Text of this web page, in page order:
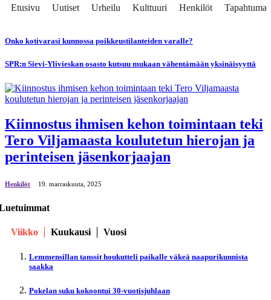
Etusivu Uutiset Urheilu Kulttuuri Henkilöt Tapahtumat
Onko kotivarasi kunnossa poikkeustilanteiden varalle?
SPR:n Sievi-Ylivieskan osasto kutsuu mukaan vähentämään yksinäisyyttä
Kiinnostus ihmisen kehon toimintaan teki
Tero Viljamaasta koulutetun hierojan ja
perinteisen jäsenkorjaajan
Henkilöt 19. marraskuuta, 2025
Viikko Kuukausi Vuosi
Lemmensillan tanssit houkutteli paikalle väkeä naapurikunnista
saakka
Pokelan suku kokoontui 30-vuotisjuhlaan